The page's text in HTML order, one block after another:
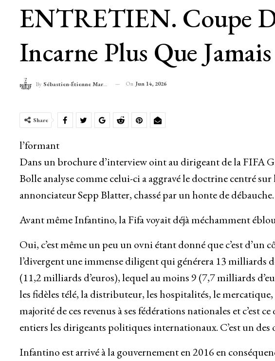
ENTRETIEN. Coupe
Incarne Plus Que
By Sébastien-Étienne Marechal On Jun 14, 2026
Share
l’formant
Dans un brochure d’interview oint au dirigeant de la FIFA
Bolle analyse comme celui-ci a aggravé le doctrine centré
annonciateur Sepp Blatter, chassé par un honte de débauche.
Avant même Infantino, la Fifa voyait déjà méchamment
Oui, c’est même un peu un ovni étant donné que c’est
l’divergent une immense diligent qui générera 13 milliards
(11,2 milliards d’euros), lequel au moins 9 (7,7 milliards
les fidèles télé, la distributeur, les hospitalités, le
majorité de ces revenus à ses fédérations nationales et c’est
entiers les dirigeants politiques internationaux. C’est un des
Infantino est arrivé à la gouvernement en 2016 en